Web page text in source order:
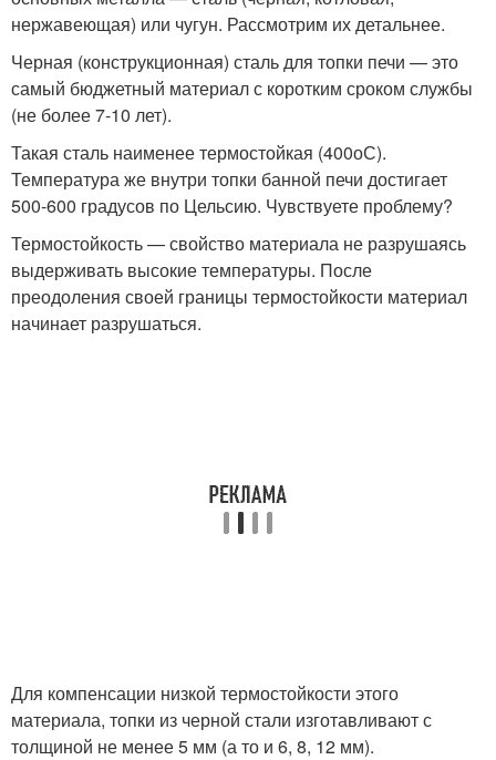
нержавеющая) или чугун. Рассмотрим их детальнее.
Черная (конструкционная) сталь для топки печи — это
самый бюджетный материал с коротким сроком службы
(не более 7-10 лет).
Такая сталь наименее термостойкая (400оС).
Температура же внутри топки банной печи достигает
500-600 градусов по Цельсию. Чувствуете проблему?
Термостойкость — свойство материала не разрушаясь
выдерживать высокие температуры. После
преодоления своей границы термостойкости материал
начинает разрушаться.
Для компенсации низкой термостойкости этого
материала, топки из черной стали изготавливают с
толщиной не менее 5 мм (а то и 6, 8, 12 мм).